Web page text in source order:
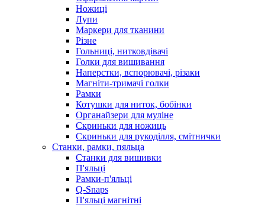
Ножиці
Лупи
Маркери для тканини
Різне
Гольниці, нитковдівачі
Голки для вишивання
Наперстки, вспорювачі, різаки
Магніти-тримачі голки
Рамки
Котушки для ниток, бобінки
Органайзери для муліне
Скриньки для ножиць
Скриньки для рукоділля, смітнички
Станки, рамки, пяльца
Станки для вишивки
П'яльці
Рамки-п'яльці
Q-Snaps
П'яльці магнітні